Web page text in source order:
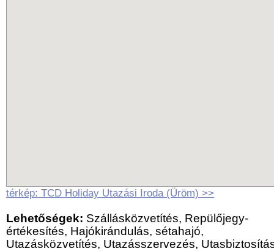
térkép: TCD Holiday Utazási Iroda (Üröm) >>
Lehetőségek: Szállásközvetítés, Repülőjegy-
értékesítés, Hajókirándulás, sétahajó,
Utazásközvetítés, Utazásszervezés,